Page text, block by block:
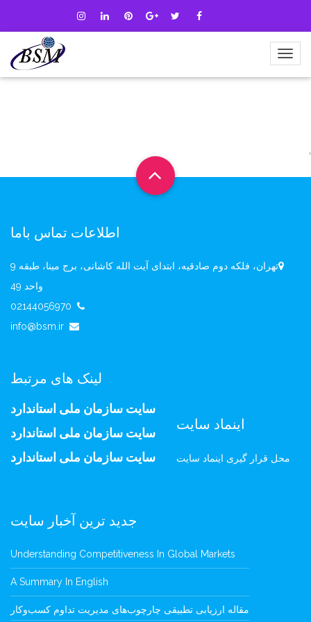
‘
اطلاعات تماس باما
تهران، فلکه دوم صادقیه، ابتدای آیت الله کاشانی، برج مینا، طبقه 9
واحد 49
02144056970
info@bsm.ir
اینماد سایت
محل قرار گیری اینماد سایت
لینک های مرتبط
سایت سازمان ملی استاندارد
سایت سازمان ملی استاندارد
سایت سازمان ملی استاندارد
جدید ترین آخبار سایت
Understanding Competitiveness In Global Markets
A Summary In English
مقاله ارزیابی تطبیقی چارچوب‌های مدیریت تداوم کسب‌وکار